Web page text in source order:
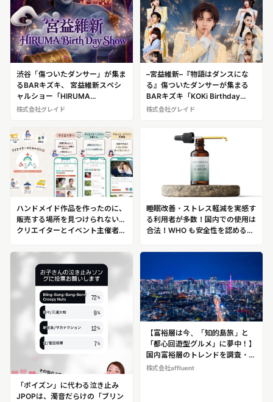
渋谷「傷ついたダンサー」が集ま
るBARキズキ、 宮益維新スペシ
ャルショー「HIRUMA
BIRTHDAY SHOW」を開催
株式会社グレイド
–宮益維新–『物語はダンスにな
る』傷ついたダンサーが集まる
BARキズキ「KOKi Birthday
Show」
株式会社グレイド
ハンドメイド作品を作ったのに、
販売する場所を見つけられない…
クリエイターとイベント主催者を
登場！コミュニティアプリ「あ
る・みる」
睡眠改善・ストレス軽減を実感す
る利用者が多数！国内での使用は
合法！WHO も安全性を認める
正高佑志
「ポイズン」に代わる泣き止み
JPOPは、濁音だらけの「ブリン
【富裕層は今、「知的島旅」と
「都心回遊型グルメ」に夢中！】
国内富裕層のトレンドを調査・発
信するスペシャリスト 富裕層向
株式会社affluent